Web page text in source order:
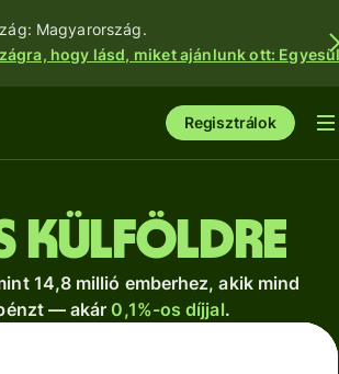
Magyarország.
hogy lásd, miket ajánlunk ott:
Regisztrálok
külföldre
14,8 millió emberhez, akik mind
— akár 0,1%-os díjjal.